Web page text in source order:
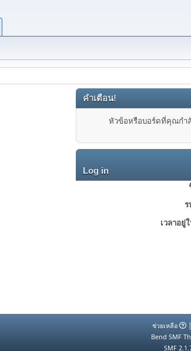
คำเตือน!
หัวข้อหรือบอร์ดที่คุณกำ
Log in
ร
เวลาอยู่
ช่วยเหลือ |
Bend SMF
SMF